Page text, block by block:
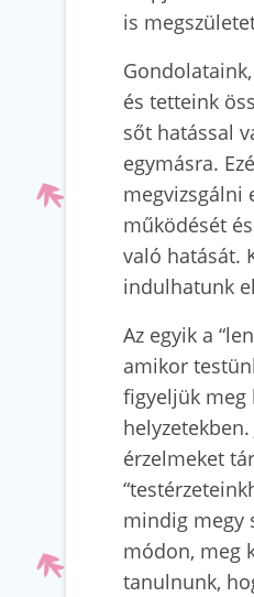
is
és tetteink
sőt hatással
egymásra.
megvizsgálni
működését
való hatását.
indulhatunk
Az egyik a
amikor
figyeljük meg
érzelmeket
mindig megy
módon, meg
tanulnunk,